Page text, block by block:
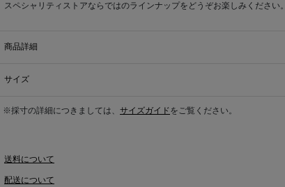
スペシャリティストアならではのラインナップをどうぞお楽しみください。
商品詳細
サイズ
※採寸の詳細につきましては、 サイズガイドをご覧ください。
送料について
配送について